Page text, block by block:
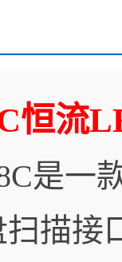
恒流
一款
描接